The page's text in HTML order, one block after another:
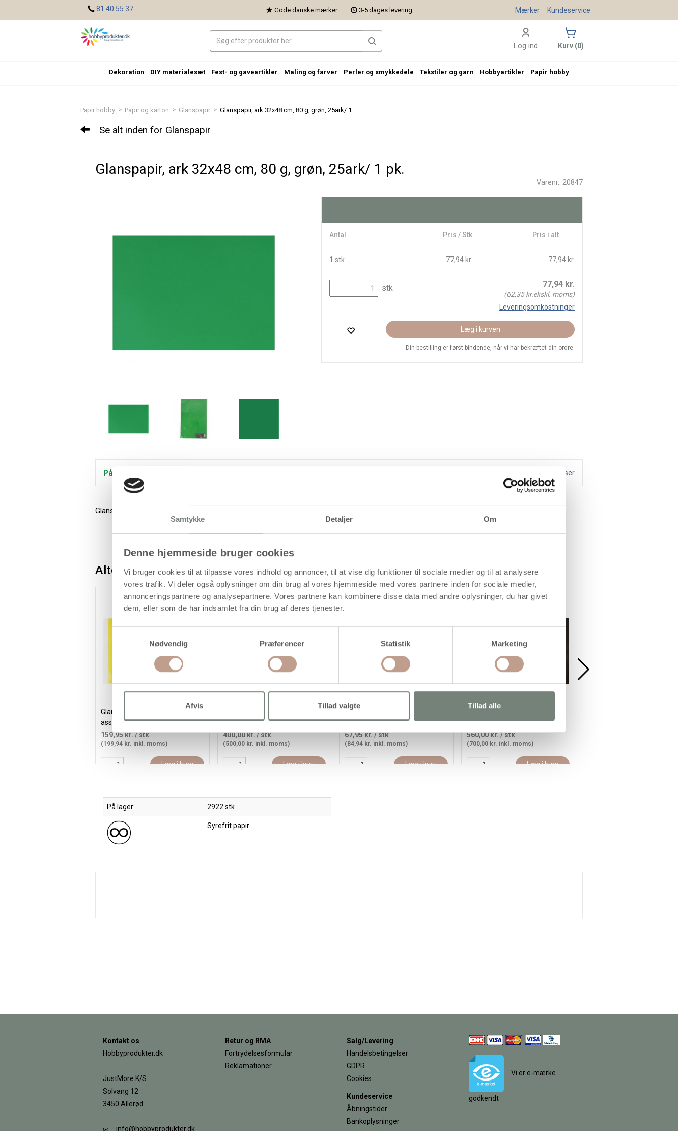
Samtykke Detaljer Om
Denne hjemmeside bruger cookies
Vi bruger cookies til at tilpasse vores indhold og annoncer, til at vise dig funktioner til sociale medier og til at analysere
vores trafik. Vi deler også oplysninger om din brug af vores hjemmeside med vores partnere inden for sociale medier,
annonceringspartnere og analysepartnere. Vores partnere kan kombinere disse data med andre oplysninger, du har givet
dem, eller som de har indsamlet fra din brug af deres tjenester.
Nødvendig
Præferencer Statistik Marketing
Afvis Tillad valgte Tillad alle
Papir hobby > Papir og karton > Glanspapir > Glanspapir, ark 32x48 cm, 80 g, grøn, 25ark/ 1 ...
Se alt inden for Glanspapir
Glanspapir, ark 32x48 cm, 80 g, grøn, 25ark/ 1 pk.
Varenr.: 20847
Antal Pris / Stk Pris i alt
1 stk 77,94 kr. 77,94 kr.
stk 77,94kr.
(62,35kr.ekskl. moms)
Leveringsomkostninger
Læg i kurven
Din bestilling er først bindende, når vi har bekræftet din ordre.
På lager Handelsbetingelser
Glanspapir i klare og stærke farver med hvid bagside
Alternativer
Glanspapir, ark 32x48 cm, 80 g,
ass. farver, 100ark/ 1 pk.
159,95 kr./ stk
(199,94 kr. inkl. moms)
Læg i kurv
sæt
400,00 kr./ stk
(500,00 kr. inkl. moms)
Læg i kurv
Glanspapir, ark 24x32 cm, 80 g,
ass. farver, 50ark/ 1 pk.
67,95 kr./ stk
(84,94 kr. inkl. moms)
Læg i kurv
ass. farver, 11x25ark/ 1 pk.
560,00 kr./ stk
(700,00 kr. inkl. moms)
Læg i kurv
På lager: 2922 stk
Syrefrit papir
81 40 55 37 Gode danske mærker 3-5 dages levering Kundeservice
Mærker
Log ind Kurv (0)
Dekoration DIY materialesæt Fest- og gaveartikler Maling og farver Perler og smykkedele Tekstiler og garn Hobbyartikler Papir hobby
Kontakt os
Hobbyprodukter.dk
JustMore K/S
Solvang 12
3450 Allerød
info@hobbyprodukter.dk
Retur og RMA
Fortrydelsesformular
Reklamationer
Salg/Levering
Handelsbetingelser
GDPR
Cookies
Kundeservice
Åbningstider
Bankoplysninger
Vi er e-mærke
godkendt